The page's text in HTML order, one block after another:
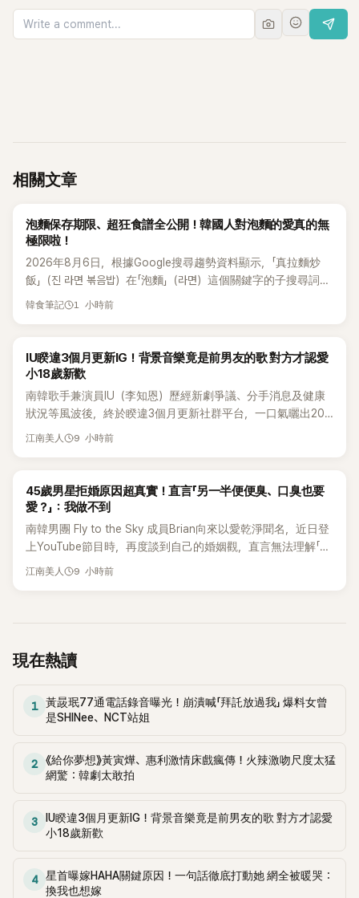
相關文章
K-FOOD
泡麵保存期限、超狂食譜全公開！韓國人對泡麵的愛真的無
極限啦！
2026年8月6日，根據Google搜尋趨勢資料顯示，「真拉麵炒
飯」（진 라면 볶음밥）在「泡麵」（라면）這個關鍵字的子搜尋詞
中，達到「Breakout」等級的爆發性成長，在過去一週內引起了
魂食物，現在更透過各種創意食譜重新誕生，為大家帶來全新
的美食體驗。它不再只是單純的麵食料理，而是進化成炒飯、
搜尋字詞Breakout真拉麵炒飯（진 라면 볶음밥）+300%泡麵仙
人（라면 선인）+200%俊子泡麵（준코 라면）+140%金豐泡麵
（김풍
韓食筆記 1 小時前
韓星
IU睽違3個月更新IG！背景音樂竟是前男友的歌 對方才認愛
小18歲新歡
南韓歌手兼演員IU（李知恩）歷經新劇爭議、分手消息及健康
狀況等風波後，終於睽違3個月更新社群平台，一口氣曬出20
張近況照，讓大批粉絲又驚又喜。不過，比起照片本身，更引
江南美人 9 小時前
韓星
45歲男星拒婚原因超真實！直言「另一半便便臭、口臭也要
愛？」：我做不到
南韓男團 Fly to the Sky 成員Brian向來以愛乾淨聞名，近日登
上YouTube節目時，再度談到自己的婚姻觀，直言無法理解「連
另一半的口臭、便便臭都要愛」這種說法，更大方表明自己是不
江南美人 9 小時前
現在熱讀
1
黃晸珉77通電話錄音曝光！崩潰喊「拜託放過我」 爆料女曾
是SHINee、NCT站姐
2
《給你夢想》黃寅燁、惠利激情床戲瘋傳！火辣激吻尺度太猛
網驚：韓劇太敢拍
3
IU睽違3個月更新IG！背景音樂竟是前男友的歌 對方才認愛
小18歲新歡
4
星首曝嫁HAHA關鍵原因！一句話徹底打動她 網全被暖哭：
換我也想嫁